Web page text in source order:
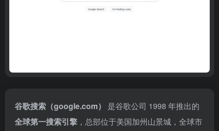
谷歌搜索（google.com）
是谷歌公司 1998 年推出的
全球第一搜索引擎 ，总部位于美国加州山景城，全球市